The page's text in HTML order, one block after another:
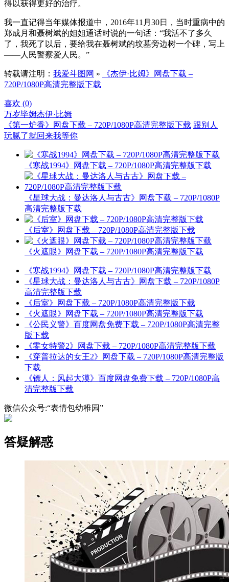
得以获得更好的治疗。
我一直记得当年媒体报道中，2016年11月30日，当时重病中的
郑成月和聂树斌的姐姐通话时说的一句话：“我活不了多久
了，我死了以后，要给我在聂树斌的坟墓旁边树一个碑，写上
——人民警察爱人民。”
转载请注明： 我爱斗图网 »
《杰伊·比姆》网盘下载 –
720P/1080P高清完整版下载
喜欢 (0)
万岁毕姆杰伊·比姆
《第一炉香》网盘下载 – 720P/1080P高清完整版下载 跟别人
玩腻了就回来我等你
《寒战1994》网盘下载 – 720P/1080P高清完整版下载
《星球大战：曼达洛人与古古》网盘下载 – 720P/1080P
高清完整版下载
《后室》网盘下载 – 720P/1080P高清完整版下载
《火遮眼》网盘下载 – 720P/1080P高清完整版下载
《寒战1994》网盘下载 – 720P/1080P高清完整版下载
《星球大战：曼达洛人与古古》网盘下载 – 720P/1080P
高清完整版下载
《后室》网盘下载 – 720P/1080P高清完整版下载
《火遮眼》网盘下载 – 720P/1080P高清完整版下载
《公民义警》百度网盘免费下载 – 720P/1080P高清完整
版下载
《零女特警2》网盘下载 – 720P/1080P高清完整版下载
《穿普拉达的女王2》网盘下载 – 720P/1080P高清完整版
下载
《镖人：风起大漠》百度网盘免费下载 – 720P/1080P高
清完整版下载
微信公众号:“表情包幼稚园”
答疑解惑